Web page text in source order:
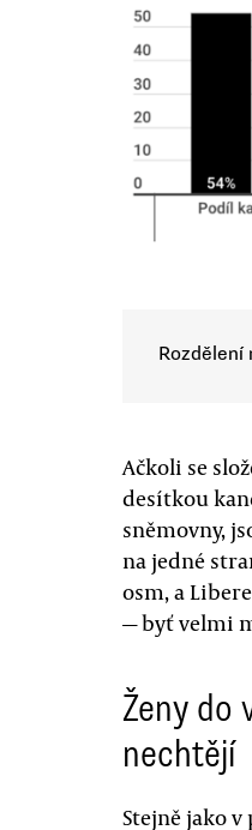
Ačkoli se
desítkou
sněmovny,
na jedné
osm, a
— byť velmi
Ženy do
nechtějí
Stejně jako